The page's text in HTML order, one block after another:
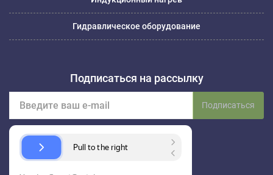
Гидравлическое оборудование
Подписаться на рассылку
Подписаться